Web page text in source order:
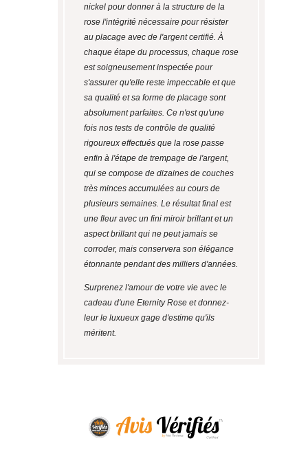
nickel pour donner à la structure de la
rose l'intégrité nécessaire pour résister
au placage avec de l'argent certifié. À
chaque étape du processus, chaque rose
est soigneusement inspectée pour
s'assurer qu'elle reste impeccable et que
sa qualité et sa forme de placage sont
absolument parfaites. Ce n'est qu'une
fois nos tests de contrôle de qualité
rigoureux effectués que la rose passe
enfin à l'étape de trempage de l'argent,
qui se compose de dizaines de couches
très minces accumulées au cours de
plusieurs semaines. Le résultat final est
une fleur avec un fini miroir brillant et un
aspect brillant qui ne peut jamais se
corroder, mais conservera son élégance
étonnante pendant des milliers d'années.
Surprenez l'amour de votre vie avec le
cadeau d'une Eternity Rose et donnez-
leur le luxueux gage d'estime qu'ils
méritent.